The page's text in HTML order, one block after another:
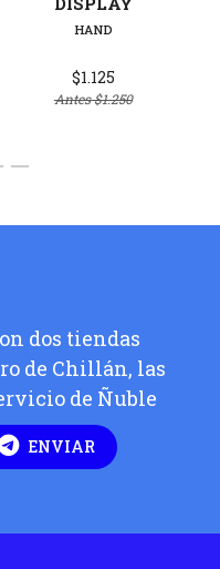
HAND
$1.125
Antes$1.250
dos tiendas
de Chillán, las
de Ñuble
ENVIAR